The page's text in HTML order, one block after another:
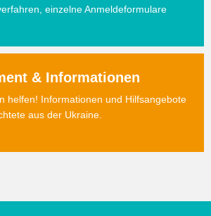
einzelne Anmeldeformulare
& Informationen
helfen! Informationen und Hilfsangebote
aus der Ukraine.